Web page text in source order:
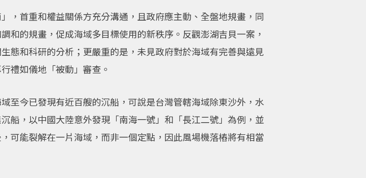
，首重和權益關係方充分溝通，且政府應主動、全盤地規畫，同
和的規畫，促成海域多目標使用的新秩序。反觀澎湖吉貝一案，
態和科研的分析；更嚴重的是，未見政府對於海域有完善與遠見
禮如儀地「被動」審查。
至今已發現有近百艘的沉船，可說是台灣管轄海域除東沙外，水
船，以中國大陸意外發現「南海一號」和「長江二號」為例，並
可能裂解在一片海域，而非一個定點，因此風場機落樁將有相當